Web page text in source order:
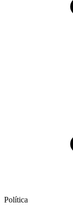
Política